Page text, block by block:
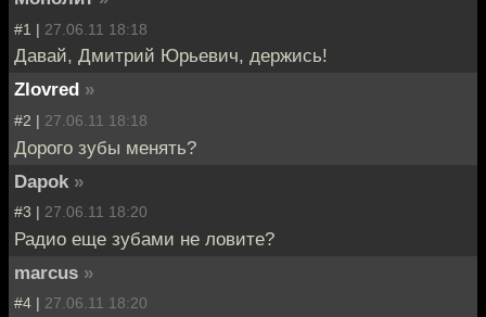
#1 | 27.06.11 18:18
Давай, Дмитрий Юрьевич, держись!
Zlovred »
#2 | 27.06.11 18:18
Дорого зубы менять?
Dapok »
#3 | 27.06.11 18:20
Радио еще зубами не ловите?
marcus »
#4 | 27.06.11 18:20